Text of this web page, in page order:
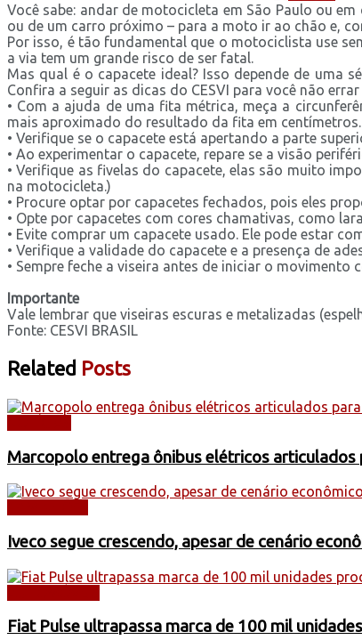
Você sabe: andar de motocicleta em São Paulo ou
ou de um carro próximo – para a moto ir ao chão e,
Por isso, é tão fundamental que o motociclista use
a via tem um grande risco de ser fatal.
Mas qual é o capacete ideal? Isso depende de
Confira a seguir as dicas do CESVI para você não
• Com a ajuda de uma fita métrica, meça a
mais aproximado do resultado da fita em centímetros.
• Verifique se o capacete está apertando a parte
• Ao experimentar o capacete, repare se a visão
• Verifique as fivelas do capacete, elas são muito
na motocicleta.)
• Procure optar por capacetes fechados, pois eles
• Opte por capacetes com cores chamativas, como
• Evite comprar um capacete usado. Ele pode estar
• Verifique a validade do capacete e a presença de
• Sempre feche a viseira antes de iniciar o movimento
Importante
Vale lembrar que viseiras escuras e metalizadas
Fonte: CESVI BRASIL
Related Posts
Marcopolo entrega ônibus elétricos articulados
Iveco segue crescendo, apesar de cenário
Fiat Pulse ultrapassa marca de 100 mil